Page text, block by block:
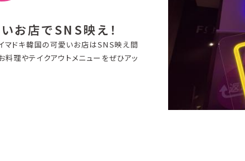
お店でSNS映え！
マドキ韓国の可愛いお店はSNS映え間
料理やテイクアウトメニューをぜひアッ